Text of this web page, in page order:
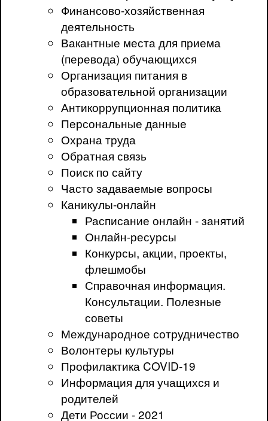
Финансово-хозяйственная
деятельность
Вакантные места для приема
(перевода) обучающихся
Организация питания в
образовательной организации
Антикоррупционная политика
Персональные данные
Охрана труда
Обратная связь
Поиск по сайту
Часто задаваемые вопросы
Каникулы-онлайн
Расписание онлайн - занятий
Онлайн-ресурсы
Конкурсы, акции, проекты,
флешмобы
Справочная информация.
Консультации. Полезные
советы
Международное сотрудничество
Волонтеры культуры
Профилактика COVID-19
Информация для учащихся и
родителей
Дети России - 2021